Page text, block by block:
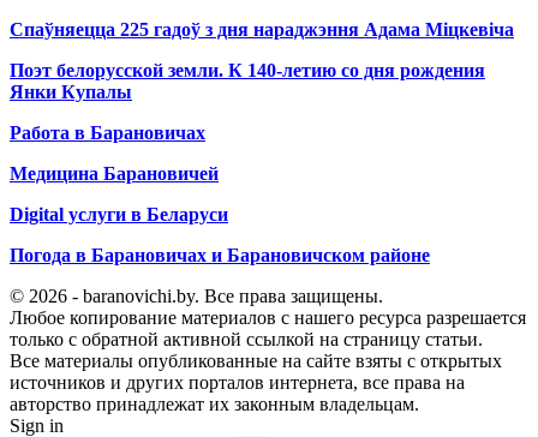
Спаўняецца 225 гадоў з дня нараджэння Адама Міцкевіча
Поэт белорусской земли. К 140-летию со дня рождения
Янки Купалы
Работа в Барановичах
Медицина Барановичей
Digital услуги в Беларуси
Погода в Барановичах и Барановичском районе
© 2026 - baranovichi.by. Все права защищены.
Любое копирование материалов с нашего ресурса разрешается
только с обратной активной ссылкой на страницу статьи.
Все материалы опубликованные на сайте взяты с открытых
источников и других порталов интернета, все права на
авторство принадлежат их законным владельцам.
Sign in